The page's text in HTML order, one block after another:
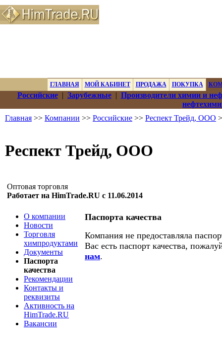
ГЛАВНАЯ МОЙ КАБИНЕТ ПРОДАЖА ПОКУПКА
Российские| Зарубежные| Производители химии и
Главная >> Компании >> Российские >> Респект Трейд, ООО
Респект Трейд, ООО
Оптовая торговля
Работает на HimTrade.RU с 11.06.2014
О компании
Новости
Торговля
химпродуктами
Документы
Паспорта
качества
Рекомендации
Контакты и
реквизиты
Активность на
HimTrade.RU
Вакансии
Паспорта качества
Компания не предоставляла
Вас есть паспорт качества,
нам.